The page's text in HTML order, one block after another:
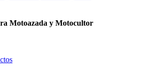
Motoazada y Motocultor